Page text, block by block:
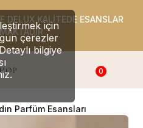
için
çerezler
bilgiye
DELUX KALİTEDE ESANSLAR
0
Parfüm Esansları